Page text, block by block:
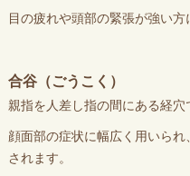
目の疲れや頭部の緊張が強い方
合谷（ごうこく）
親指を人差し指の間にある経穴
顔面部の症状に幅広く用いら
されます。